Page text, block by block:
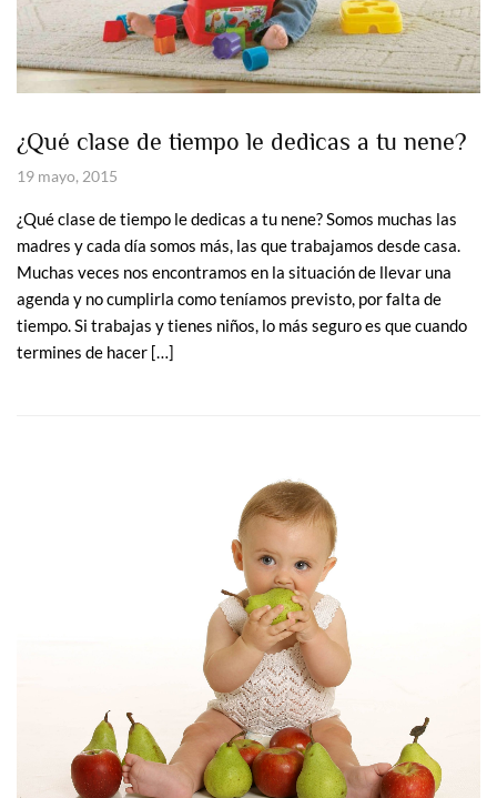
¿Qué clase de tiempo le dedicas a tu nene?
19 mayo, 2015
¿Qué clase de tiempo le dedicas a tu nene? Somos muchas las
madres y cada día somos más, las que trabajamos desde casa.
Muchas veces nos encontramos en la situación de llevar una
agenda y no cumplirla como teníamos previsto, por falta de
tiempo. Si trabajas y tienes niños, lo más seguro es que cuando
termines de hacer […]